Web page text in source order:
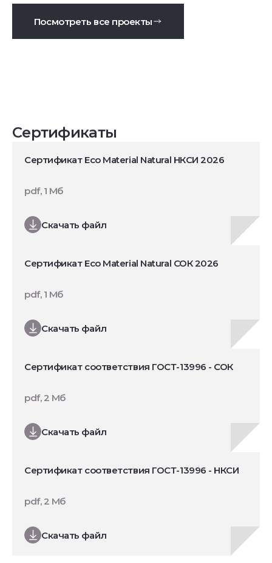
Посмотреть все проекты
Сертификаты
Сертификат Eco Material Natural НКСИ 2026
Скачать файл
pdf, 1 Мб
Сертификат Eco Material Natural СОК 2026
Скачать файл
pdf, 1 Мб
Сертификат соответствия ГОСТ-13996 - СОК
Скачать файл
pdf, 2 Мб
Сертификат соответствия ГОСТ-13996 - НКСИ
Скачать файл
pdf, 2 Мб